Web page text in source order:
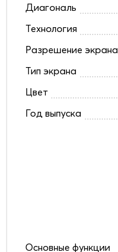
Диагональ
Технология
Разрешение экрана
Тип экрана
Цвет
Год выпуска
Основные функции